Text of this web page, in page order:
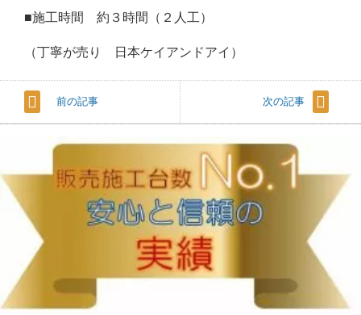
■施工時間 約３時間（２人工）
（丁寧が売り 日本ケイアンドアイ）
前の記事 次の記事